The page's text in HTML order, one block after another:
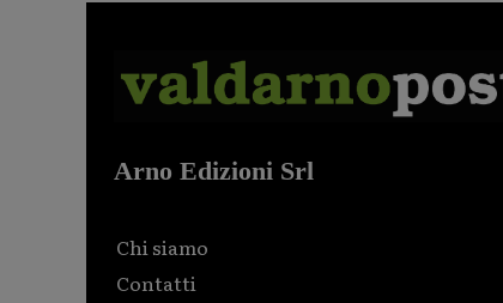
Arno Edizioni Srl
Chi siamo
Contatti